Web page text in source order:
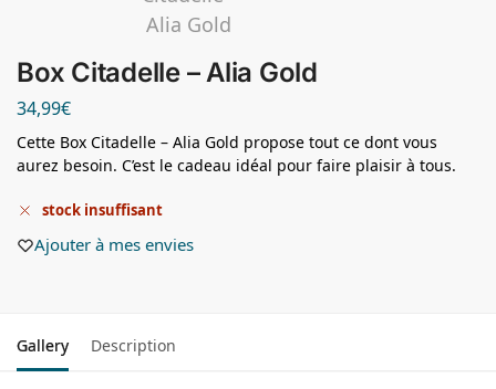
Box Citadelle – Alia Gold
34,99€
Cette Box Citadelle – Alia Gold propose tout ce dont vous
aurez besoin. C’est le cadeau idéal pour faire plaisir à tous.
stock insuffisant
Ajouter à mes envies
Gallery Description